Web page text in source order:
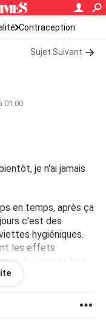
Contraception
Sujet Suivant
01:00
je n'ai jamais
en temps, après ça
c'est des
hygiéniques.
les effets
de sang de beta
résultat négatif
vous m'aider à y